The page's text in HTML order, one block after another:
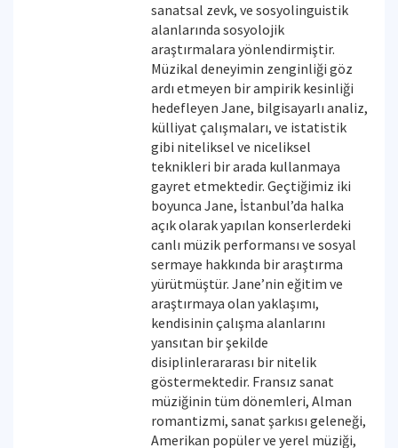
sanatsal zevk, ve sosyolinguistik
alanlarında sosyolojik
araştırmalara yönlendirmiştir.
Müzikal deneyimin zenginliği göz
ardı etmeyen bir ampirik kesinliği
hedefleyen Jane, bilgisayarlı analiz,
külliyat çalışmaları, ve istatistik
gibi niteliksel ve niceliksel
teknikleri bir arada kullanmaya
gayret etmektedir. Geçtiğimiz iki
boyunca Jane, İstanbul’da halka
açık olarak yapılan konserlerdeki
canlı müzik performansı ve sosyal
sermaye hakkında bir araştırma
yürütmüştür. Jane’nin eğitim ve
araştırmaya olan yaklaşımı,
kendisinin çalışma alanlarını
yansıtan bir şekilde
disiplinlerararası bir nitelik
göstermektedir. Fransız sanat
müziğinin tüm dönemleri, Alman
romantizmi, sanat şarkısı geleneği,
Amerikan popüler ve yerel müziği,